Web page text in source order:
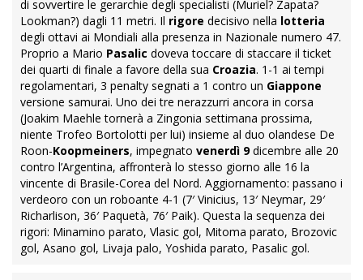
di sovvertire le gerarchie degli specialisti (Muriel? Zapata?
Lookman?) dagli 11 metri. Il rigore decisivo nella lotteria
degli ottavi ai Mondiali alla presenza in Nazionale numero 47.
Proprio a Mario Pasalic doveva toccare di staccare il ticket
dei quarti di finale a favore della sua Croazia. 1-1 ai tempi
regolamentari, 3 penalty segnati a 1 contro un Giappone
versione samurai. Uno dei tre nerazzurri ancora in corsa
(Joakim Maehle tornerà a Zingonia settimana prossima,
niente Trofeo Bortolotti per lui) insieme al duo olandese De
Roon-Koopmeiners, impegnato venerdì 9dicembre alle 20
contro l’Argentina, affronterà lo stesso giorno alle 16 la
vincente di Brasile-Corea del Nord. Aggiornamento: passano i
verdeoro con un roboante 4-1 (7′ Vinicius, 13′ Neymar, 29′
Richarlison, 36′ Paquetà, 76′ Paik). Questa la sequenza dei
rigori: Minamino parato, Vlasic gol, Mitoma parato, Brozovic
gol, Asano gol, Livaja palo, Yoshida parato, Pasalic gol.